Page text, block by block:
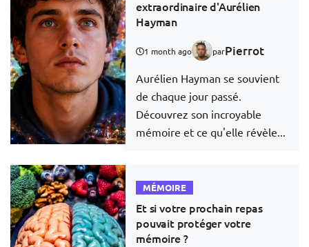
extraordinaire d'Aurélien
Hayman
1 month ago parPierrot
Aurélien Hayman se souvient
de chaque jour passé.
Découvrez son incroyable
mémoire et ce qu'elle révèle...
MÉMOIRE
Et si votre prochain repas
pouvait protéger votre
mémoire ?